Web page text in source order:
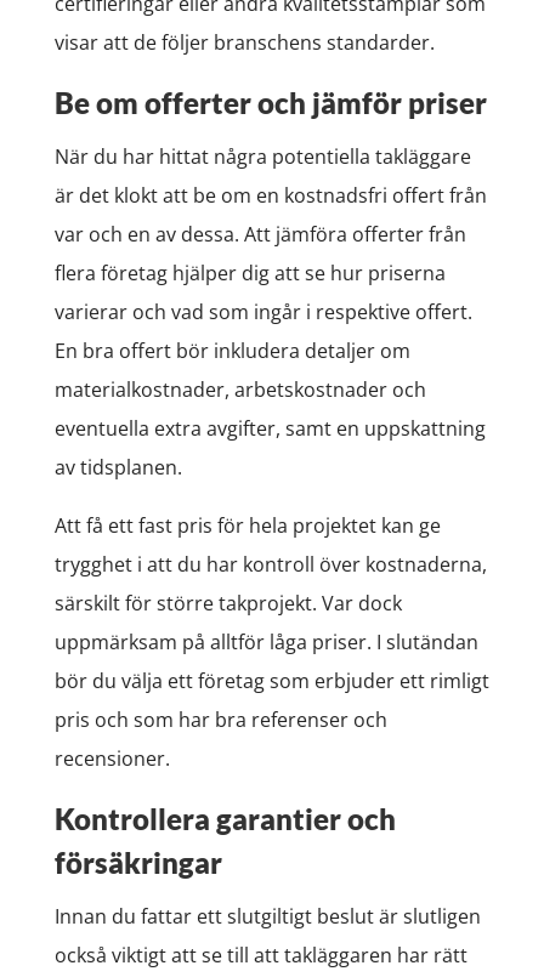
visar att de följer branschens standarder.
Be om offerter och jämför priser
När du har hittat några potentiella takläggare
är det klokt att be om en kostnadsfri offert från
var och en av dessa. Att jämföra offerter från
flera företag hjälper dig att se hur priserna
varierar och vad som ingår i respektive offert.
En bra offert bör inkludera detaljer om
materialkostnader, arbetskostnader och
eventuella extra avgifter, samt en uppskattning
av tidsplanen.
Att få ett fast pris för hela projektet kan ge
trygghet i att du har kontroll över kostnaderna,
särskilt för större takprojekt. Var dock
uppmärksam på alltför låga priser. I slutändan
bör du välja ett företag som erbjuder ett rimligt
pris och som har bra referenser och
recensioner.
Kontrollera garantier och
försäkringar
Innan du fattar ett slutgiltigt beslut är slutligen
också viktigt att se till att takläggaren har rätt